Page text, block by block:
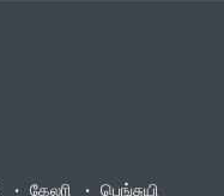
கேலரி பெங்சுயி